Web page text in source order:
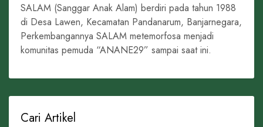
SALAM (Sanggar Anak Alam) berdiri pada tahun 1988
di Desa Lawen, Kecamatan Pandanarum, Banjarnegara,
Perkembangannya SALAM metemorfosa menjadi
komunitas pemuda “ANANE29” sampai saat ini.
Cari Artikel